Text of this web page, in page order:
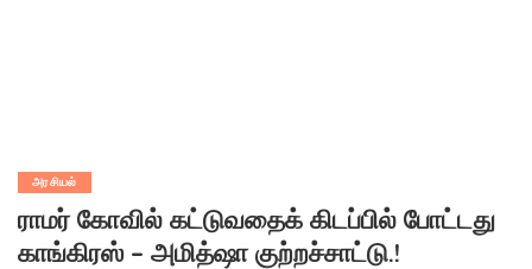
அரசியல்
ராமர் கோவில் கட்டுவதைக் கிடப்பில் போட்டது
காங்கிரஸ் – அமித்ஷா குற்றச்சாட்டு.!